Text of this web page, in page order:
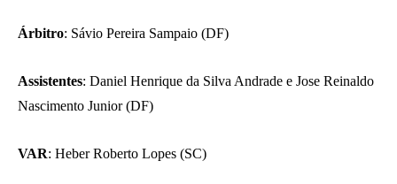
Árbitro: Sávio Pereira Sampaio (DF)
Assistentes: Daniel Henrique da Silva Andrade e Jose Reinaldo
Nascimento Junior (DF)
VAR: Heber Roberto Lopes (SC)